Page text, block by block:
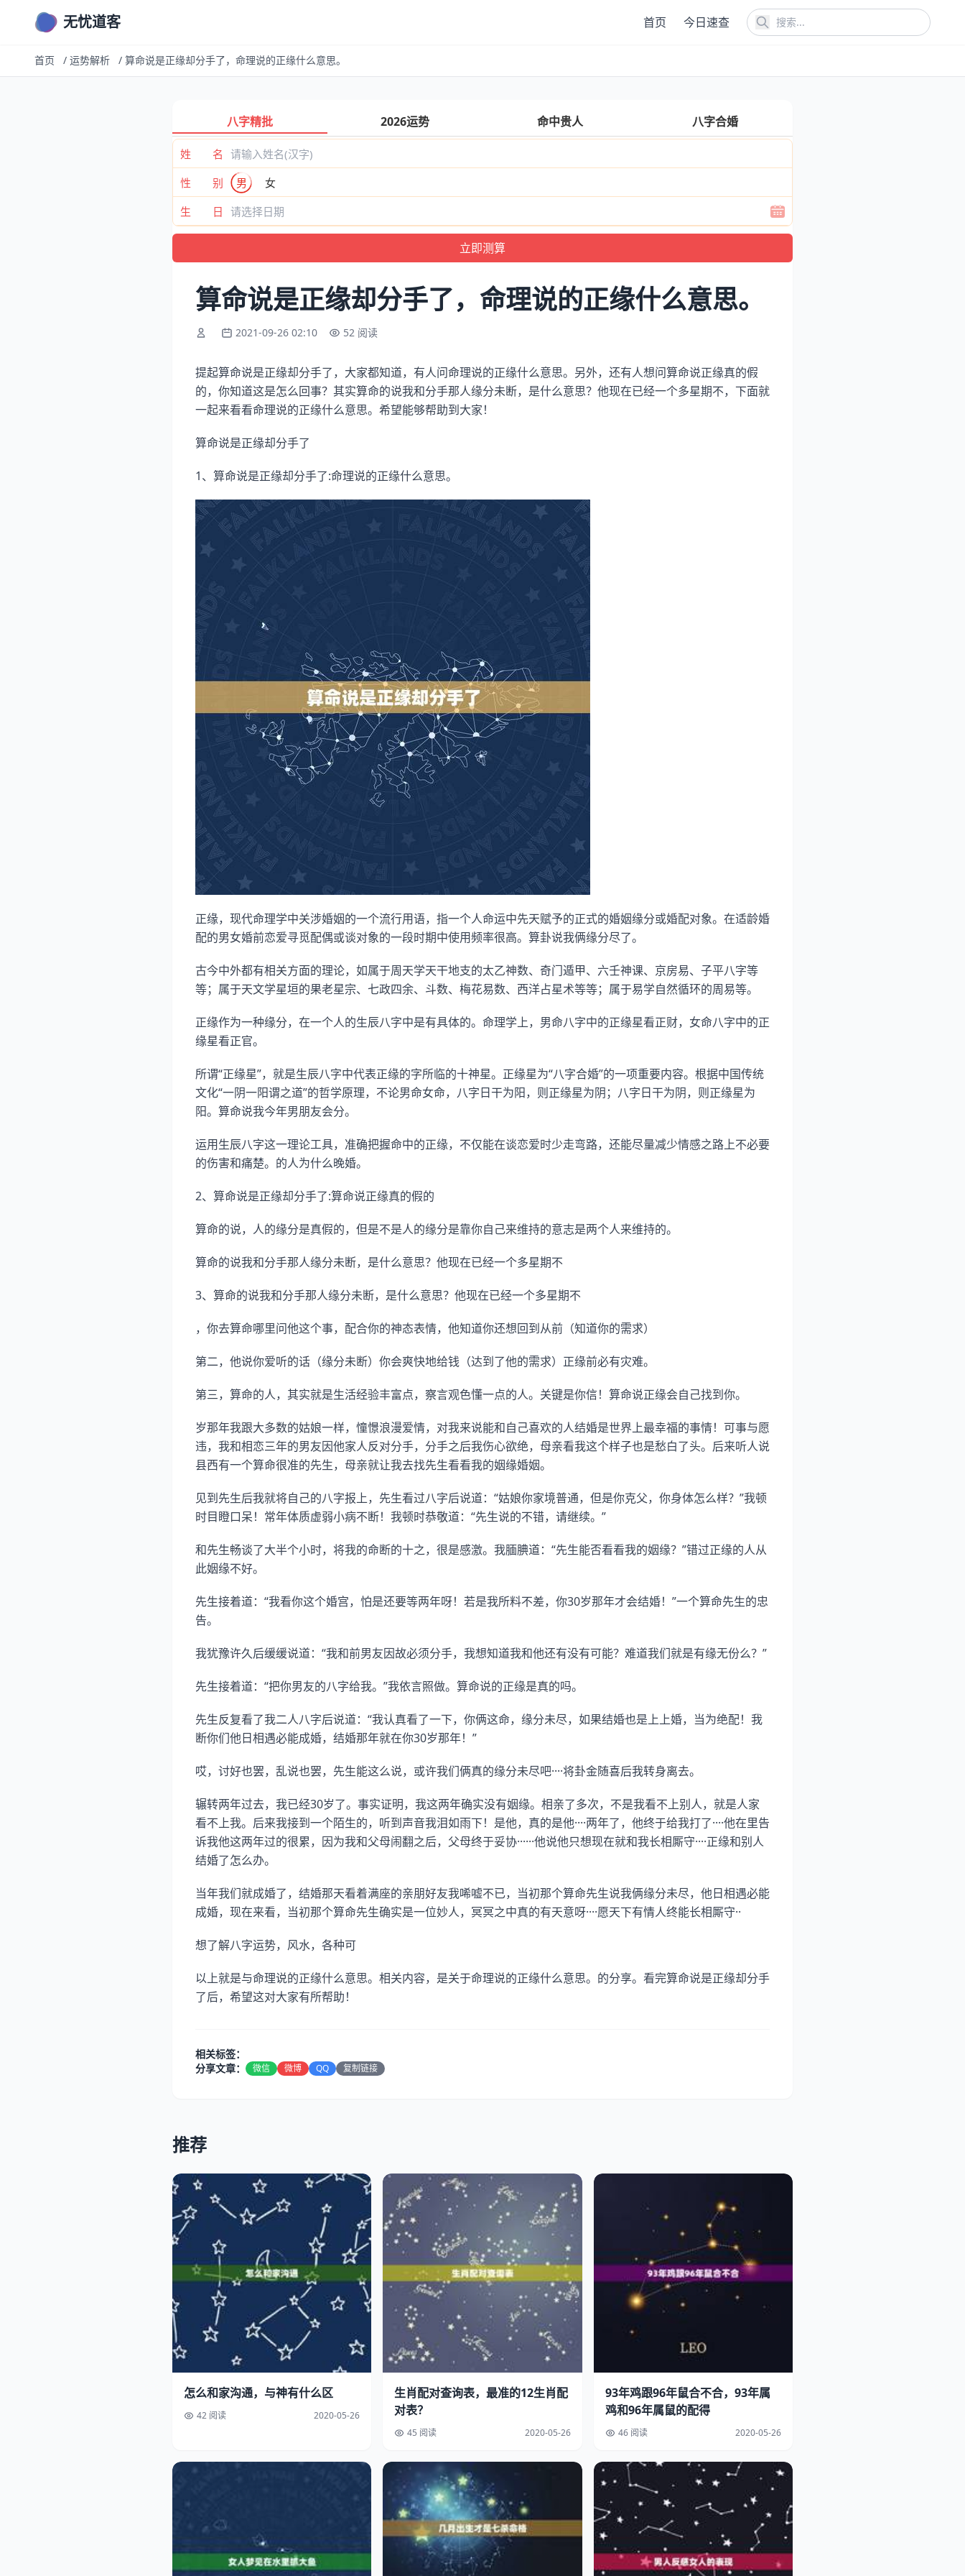
无忧道客 首页 今日速查
首页 / 运势解析 / 算命说是正缘却分手了，命理说的正缘什么意思。
八字精批 2026运势 命中贵人 八字合婚
姓 名
性 别
男
女
生 日
算命说是正缘却分手了，命理说的正缘什么意思。
2021-09-26 02:10 52 阅读
提起算命说是正缘却分手了，大家都知道，有人问命理说的正缘什么意思。另外，还有人想问算命说正缘真的假
的，你知道这是怎么回事？其实算命的说我和分手那人缘分未断，是什么意思？他现在已经一个多星期不，下面就
一起来看看命理说的正缘什么意思。希望能够帮助到大家！
算命说是正缘却分手了
1、算命说是正缘却分手了:命理说的正缘什么意思。
正缘，现代命理学中关涉婚姻的一个流行用语，指一个人命运中先天赋予的正式的婚姻缘分或婚配对象。在适龄婚
配的男女婚前恋爱寻觅配偶或谈对象的一段时期中使用频率很高。算卦说我俩缘分尽了。
古今中外都有相关方面的理论，如属于周天学天干地支的太乙神数、奇门遁甲、六壬神课、京房易、子平八字等
等；属于天文学星垣的果老星宗、七政四余、斗数、梅花易数、西洋占星术等等；属于易学自然循环的周易等。
正缘作为一种缘分，在一个人的生辰八字中是有具体的。命理学上，男命八字中的正缘星看正财，女命八字中的正
缘星看正官。
所谓“正缘星”，就是生辰八字中代表正缘的字所临的十神星。正缘星为“八字合婚”的一项重要内容。根据中国传统
文化“一阴一阳谓之道”的哲学原理，不论男命女命，八字日干为阳，则正缘星为阴；八字日干为阴，则正缘星为
阳。算命说我今年男朋友会分。
运用生辰八字这一理论工具，准确把握命中的正缘，不仅能在谈恋爱时少走弯路，还能尽量减少情感之路上不必要
的伤害和痛楚。的人为什么晚婚。
2、算命说是正缘却分手了:算命说正缘真的假的
算命的说，人的缘分是真假的，但是不是人的缘分是靠你自己来维持的意志是两个人来维持的。
算命的说我和分手那人缘分未断，是什么意思？他现在已经一个多星期不
3、算命的说我和分手那人缘分未断，是什么意思？他现在已经一个多星期不
，你去算命哪里问他这个事，配合你的神态表情，他知道你还想回到从前（知道你的需求）
第二，他说你爱听的话（缘分未断）你会爽快地给钱（达到了他的需求）正缘前必有灾难。
第三，算命的人，其实就是生活经验丰富点，察言观色懂一点的人。关键是你信！算命说正缘会自己找到你。
岁那年我跟大多数的姑娘一样，憧憬浪漫爱情，对我来说能和自己喜欢的人结婚是世界上最幸福的事情！可事与愿
违，我和相恋三年的男友因他家人反对分手，分手之后我伤心欲绝，母亲看我这个样子也是愁白了头。后来听人说
县西有一个算命很准的先生，母亲就让我去找先生看看我的姻缘婚姻。
见到先生后我就将自己的八字报上，先生看过八字后说道：“姑娘你家境普通，但是你克父，你身体怎么样？”我顿
时目瞪口呆！常年体质虚弱小病不断！我顿时恭敬道：“先生说的不错，请继续。”
和先生畅谈了大半个小时，将我的命断的十之，很是感激。我腼腆道：“先生能否看看我的姻缘？”错过正缘的人从
此姻缘不好。
先生接着道：“我看你这个婚宫，怕是还要等两年呀！若是我所料不差，你30岁那年才会结婚！”一个算命先生的忠
告。
我犹豫许久后缓缓说道：“我和前男友因故必须分手，我想知道我和他还有没有可能？难道我们就是有缘无份么？”
先生接着道：“把你男友的八字给我。”我依言照做。算命说的正缘是真的吗。
先生反复看了我二人八字后说道：“我认真看了一下，你俩这命，缘分未尽，如果结婚也是上上婚，当为绝配！我
断你们他日相遇必能成婚，结婚那年就在你30岁那年！”
哎，讨好也罢，乱说也罢，先生能这么说，或许我们俩真的缘分未尽吧····将卦金随喜后我转身离去。
辗转两年过去，我已经30岁了。事实证明，我这两年确实没有姻缘。相亲了多次，不是我看不上别人，就是人家
看不上我。后来我接到一个陌生的，听到声音我泪如雨下！是他，真的是他····两年了，他终于给我打了····他在里告
诉我他这两年过的很累，因为我和父母闹翻之后，父母终于妥协······他说他只想现在就和我长相厮守····正缘和别人
结婚了怎么办。
当年我们就成婚了，结婚那天看着满座的亲朋好友我唏嘘不已，当初那个算命先生说我俩缘分未尽，他日相遇必能
成婚，现在来看，当初那个算命先生确实是一位妙人，冥冥之中真的有天意呀····愿天下有情人终能长相厮守··
想了解八字运势，风水，各种可
以上就是与命理说的正缘什么意思。相关内容，是关于命理说的正缘什么意思。的分享。看完算命说是正缘却分手
了后，希望这对大家有所帮助！
相关标签：
分享文章：
微信 微博 QQ 复制链接
推荐
怎么和家沟通，与神有什么区
42 阅读 2020-05-26
生肖配对查询表，最准的12生肖配
对表？
45 阅读 2020-05-26
93年鸡跟96年鼠合不合，93年属
鸡和96年属鼠的配得
46 阅读 2020-05-26